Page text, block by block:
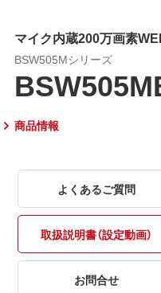
マイク内蔵200万画素
BSW505Mシリーズ
商品情報
よくあるご質問
取扱説明書（設定動画）
お問合せ